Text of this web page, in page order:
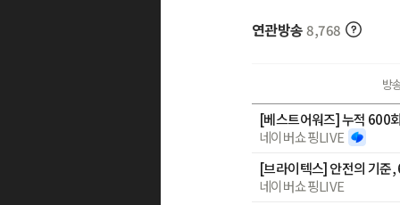
연관방송 8,768
방
네이버쇼핑LIVE
[브라이텍스] 안전의 기준
네이버쇼핑LIVE